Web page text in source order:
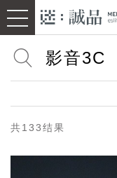
共133结果